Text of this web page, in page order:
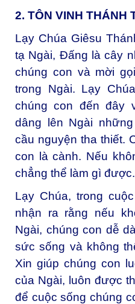
2. TÔN VINH THÁNH
Lạy Chúa Giêsu
tạ Ngài, Đấng là cây
chúng con và mời
trong Ngài. Lạy
chúng con đến đây
dâng lên Ngài
cầu nguyện tha thiết.
con là cành. Nếu
chẳng thể làm gì được.
Lạy Chúa, trong
nhận ra rằng nếu
Ngài, chúng con dễ
sức sống và không
Xin giúp chúng con
của Ngài, luôn được
để cuộc sống chúng